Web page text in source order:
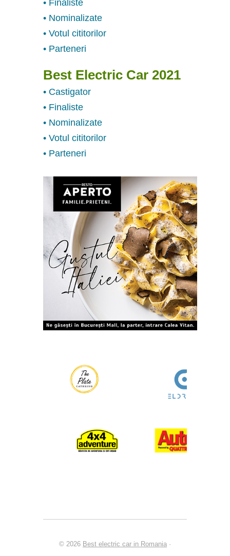
• Finaliste
• Nominalizate
• Votul cititorilor
• Parteneri
Best Electric Car 2021
• Castigator
• Finaliste
• Nominalizate
• Votul cititorilor
• Parteneri
© 2026 Best electric car in Romania ·